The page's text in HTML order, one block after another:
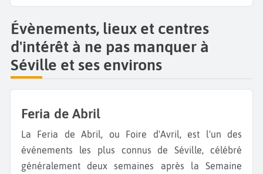
Évènements, lieux et centres
d'intérêt à ne pas manquer à
Séville et ses environs
Feria de Abril
La Feria de Abril, ou Foire d'Avril, est l'un des
événements les plus connus de Séville, célébré
généralement deux semaines après la Semaine